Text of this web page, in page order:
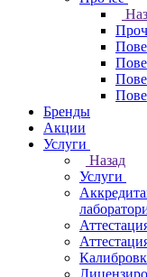
Бренды
Акции
Услуги
Назад
Услуги